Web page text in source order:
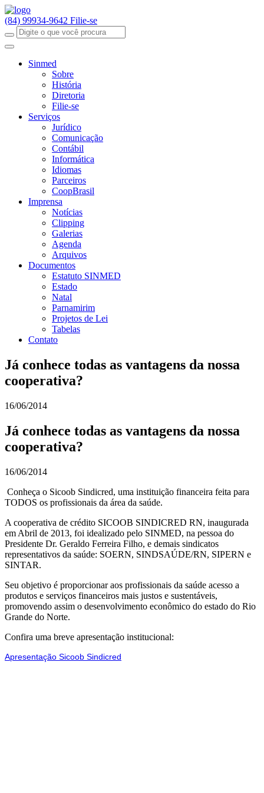
(84) 99934-9642 Filie-se
Sinmed
Sobre
História
Diretoria
Filie-se
Serviços
Jurídico
Comunicação
Contábil
Informática
Idiomas
Parceiros
CoopBrasil
Imprensa
Notícias
Clipping
Galerias
Agenda
Arquivos
Documentos
Estatuto SINMED
Estado
Natal
Parnamirim
Projetos de Lei
Tabelas
Contato
Já conhece todas as vantagens da nossa
cooperativa?
16/06/2014
Já conhece todas as vantagens da nossa
cooperativa?
16/06/2014
Conheça o Sicoob Sindicred, uma instituição financeira feita para
TODOS os profissionais da área da saúde.
A cooperativa de crédito SICOOB SINDICRED RN, inaugurada
em Abril de 2013, foi idealizado pelo SINMED, na pessoa do
Presidente Dr. Geraldo Ferreira Filho, e demais sindicatos
representativos da saúde: SOERN, SINDSAÚDE/RN, SIPERN e
SINTAR.
Seu objetivo é proporcionar aos profissionais da saúde acesso a
produtos e serviços financeiros mais justos e sustentáveis,
promovendo assim o desenvolvimento econômico do estado do Rio
Grande do Norte.
Confira uma breve apresentação institucional:
Apresentação Sicoob Sindicred